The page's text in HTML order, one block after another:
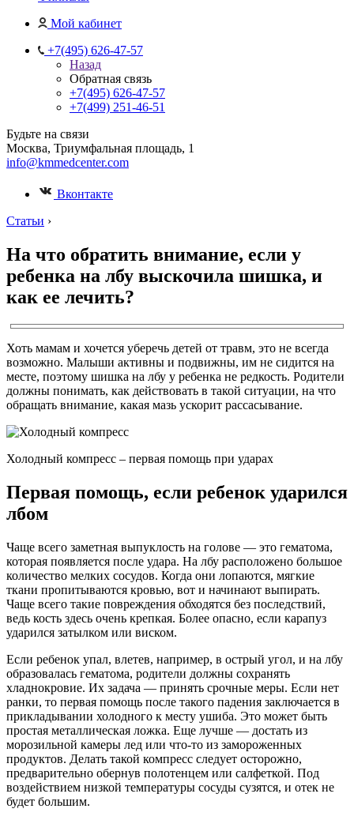
Мой кабинет
+7(495) 626-47-57
Назад
Обратная связь
+7(495) 626-47-57
+7(499) 251-46-51
Будьте на связи
Москва, Триумфальная площадь, 1
info@kmmedcenter.com
Вконтакте
Статьи ›
На что обратить внимание, если у
ребенка на лбу выскочила шишка, и
как ее лечить?
Хоть мамам и хочется уберечь детей от травм, это не всегда
возможно. Малыши активны и подвижны, им не сидится на
месте, поэтому шишка на лбу у ребенка не редкость. Родители
должны понимать, как действовать в такой ситуации, на что
обращать внимание, какая мазь ускорит рассасывание.
Холодный компресс – первая помощь при ударах
Первая помощь, если ребенок ударился
лбом
Чаще всего заметная выпуклость на голове — это гематома,
которая появляется после удара. На лбу расположено большое
количество мелких сосудов. Когда они лопаются, мягкие
ткани пропитываются кровью, вот и начинают выпирать.
Чаще всего такие повреждения обходятся без последствий,
ведь кость здесь очень крепкая. Более опасно, если карапуз
ударился затылком или виском.
Если ребенок упал, влетев, например, в острый угол, и на лбу
образовалась гематома, родители должны сохранять
хладнокровие. Их задача — принять срочные меры. Если нет
ранки, то первая помощь после такого падения заключается в
прикладывании холодного к месту ушиба. Это может быть
простая металлическая ложка. Еще лучше — достать из
морозильной камеры лед или что-то из замороженных
продуктов. Делать такой компресс следует осторожно,
предварительно обернув полотенцем или салфеткой. Под
воздействием низкой температуры сосуды сузятся, и отек не
будет большим.